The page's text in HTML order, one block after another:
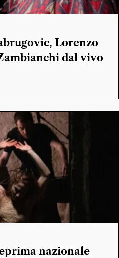
Lorenzo
dal vivo
nazionale